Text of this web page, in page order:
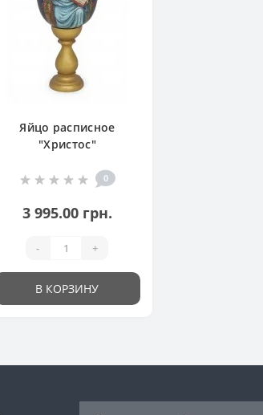
Яйцо расписное
"Христос"
0
3 995.00 грн.
- +
В КОРЗИНУ